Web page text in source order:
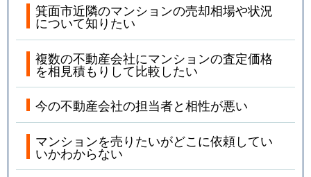
箕面市近隣のマンションの売却相場や状況
について知りたい
複数の不動産会社にマンションの査定価格
を相見積もりして比較したい
今の不動産会社の担当者と相性が悪い
マンションを売りたいがどこに依頼してい
いかわからない